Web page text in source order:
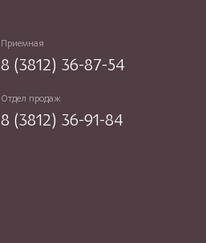
Приемная
8 (3812) 36-87-54
Отдел продаж
8 (3812) 36-91-84